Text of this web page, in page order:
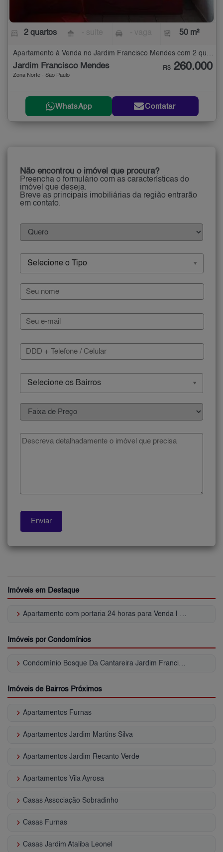
2 quartos 50 m²
Apartamento à Venda no Jardim Francisco Mendes com 2 quartos - 50 m²
Jardim Francisco Mendes
Zona Norte - São Paulo
R$ 260.000
WhatsApp Contatar
Não encontrou o imóvel que procura?
Preencha o formulário com as características do
imóvel que deseja.
Breve as principais imobiliárias da região entrarão
em contato.
Selecione o Tipo
Selecione os Bairros
Imóveis em Destaque
keyboard_arrow_right Apartamento com portaria 24 horas para Venda | Jardim Francisco Mendes
Imóveis por Condomínios
keyboard_arrow_right Condomínio Bosque Da Cantareira Jardim Francisco Mendes
Imóveis de Bairros Próximos
keyboard_arrow_right Apartamentos Furnas
keyboard_arrow_right Apartamentos Jardim Martins Silva
keyboard_arrow_right Apartamentos Jardim Recanto Verde
keyboard_arrow_right Apartamentos Vila Ayrosa
keyboard_arrow_right Casas Associação Sobradinho
keyboard_arrow_right Casas Furnas
keyboard_arrow_right Casas Jardim Ataliba Leonel